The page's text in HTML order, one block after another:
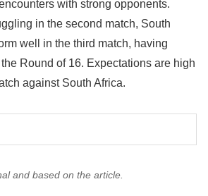
with strong opponents.
in the second match, South
well in the third match, having
Round of 16. Expectations are high
against South Africa.
and based on the article.